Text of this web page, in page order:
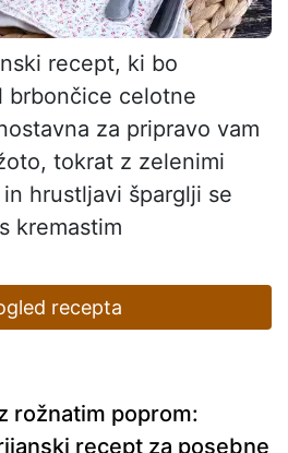
recept, ki bo
brbončice celotne
za pripravo vam
tokrat z zelenimi
hrustljavi šparglji se
kremastim
recepta
rožnatim poprom:
recept za posebne